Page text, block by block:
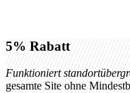
5% Rabatt
Funktioniert
gesamte Site ohne